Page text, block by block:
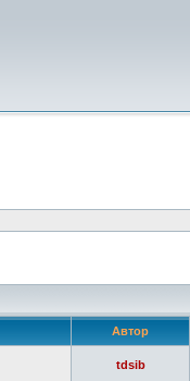
Автор
tdsib